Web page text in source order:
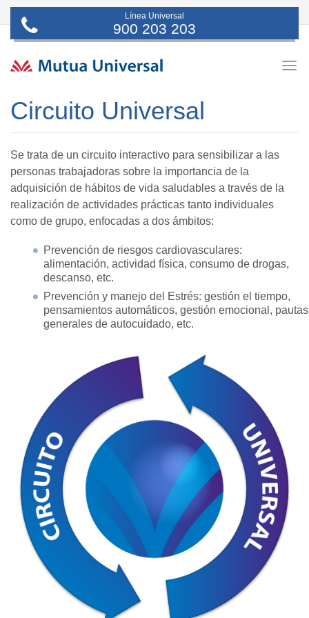
Línea Universal
900 203 203
Circuito Universal
Se trata de un circuito interactivo para sensibilizar a las
personas trabajadoras sobre la importancia de la
adquisición de hábitos de vida saludables a través de la
realización de actividades prácticas tanto individuales
como de grupo, enfocadas a dos ámbitos:
Prevención de riesgos cardiovasculares:
alimentación, actividad física, consumo de drogas,
descanso, etc.
Prevención y manejo del Estrés: gestión el tiempo,
pensamientos automáticos, gestión emocional, pautas
generales de autocuidado, etc.